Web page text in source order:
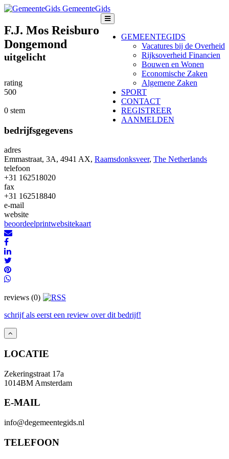
GemeenteGids
GEMEENTEGIDS
Vacatures bij de Overheid
Rijksoverheid Financien
Bouwen en Wonen
Economische Zaken
Algemene Zaken
SPORT
CONTACT
REGISTREER
AANMELDEN
F.J. Mos Reisburo
Dongemond
uitgelicht
rating
500
0 stem
bedrijfsgegevens
adres
Emmastraat, 3A, 4941 AX, Raamsdonksveer, The Netherlands
telefoon
+31 162518020
fax
+31 162518840
e-mail
website
beoordeelprintwebsitekaart
reviews (0)
schrijf als eerst een review over dit bedrijf!
LOCATIE
Zekeringstraat 17a
1014BM Amsterdam
E-MAIL
info@degemeentegids.nl
TELEFOON